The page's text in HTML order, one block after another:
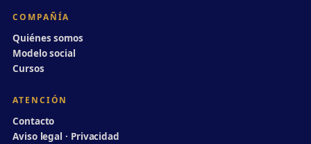
COMPAÑÍA
Quiénes somos
Modelo social
Cursos
ATENCIÓN
Contacto
Aviso legal · Privacidad